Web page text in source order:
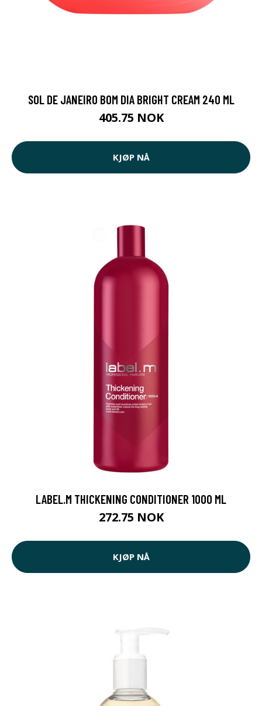
SOL DE JANEIRO BOM DIA BRIGHT CREAM 240 ML
405.75 NOK
KJØP NÅ
LABEL.M THICKENING CONDITIONER 1000 ML
272.75 NOK
KJØP NÅ